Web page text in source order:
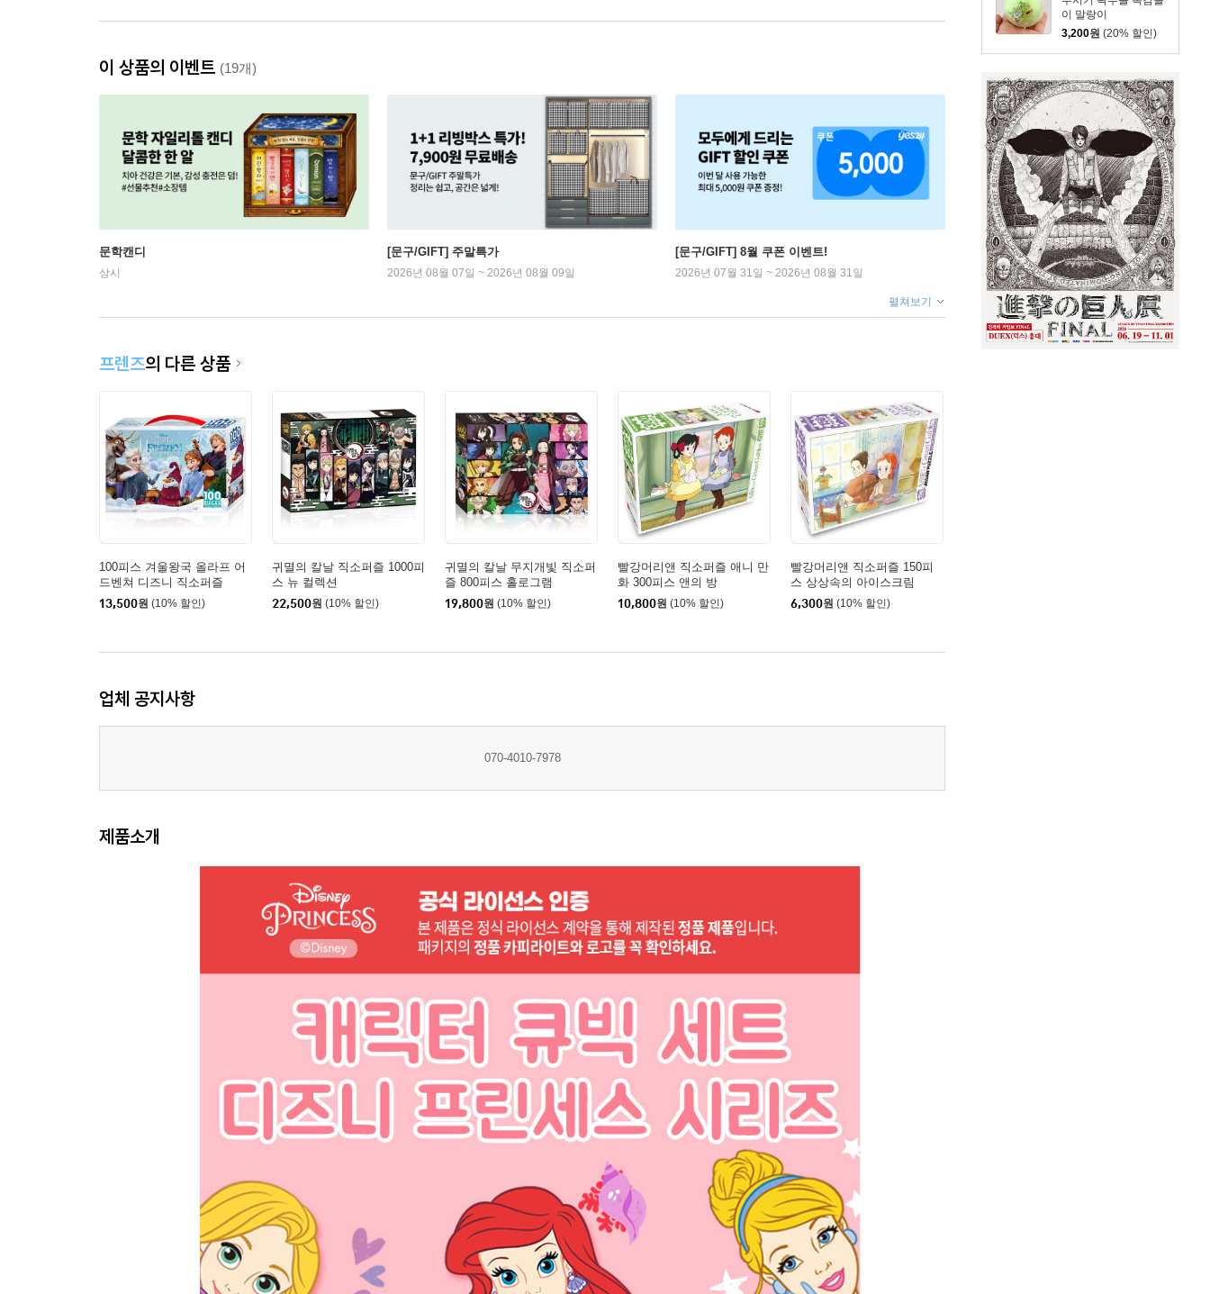
이 말랑이
3,200원 (20% 할인)
이 상품의 이벤트 (19개)
문학캔디
상시
[문구/GIFT] 주말특가
2026년 08월 07일 ~ 2026년 08월 09일
[문구/GIFT] 8월 쿠폰 이벤트!
2026년 07월 31일 ~ 2026년 08월 31일
펼쳐보기
프렌즈의 다른 상품
100피스 겨울왕국 올라프 어
드벤쳐 디즈니 직소퍼즐
13,500원 (10% 할인)
귀멸의 칼날 직소퍼즐 1000피
스 뉴 컬렉션
22,500원 (10% 할인)
귀멸의 칼날 무지개빛 직소퍼
즐 800피스 홀로그램
19,800원 (10% 할인)
빨강머리앤 직소퍼즐 애니 만
화 300피스 앤의 방
10,800원 (10% 할인)
빨강머리앤 직소퍼즐 150피
스 상상속의 아이스크림
6,300원 (10% 할인)
업체 공지사항
070-4010-7978
제품소개